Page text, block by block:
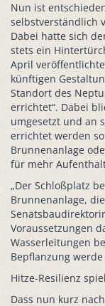
Nun ist
selbstverständlich
Dabei hatte sich
stets ein
April
künftigen
Standort des
errichtet“. Dabei
umgesetzt und an
errichtet werden
Brunnenanlage
für mehr
„Der Schloßplatz
Brunnenanlage,
Voraussetzungen
Wasserleitungen
Bepflanzung
Hitze-Resilienz
Dass nun kurz